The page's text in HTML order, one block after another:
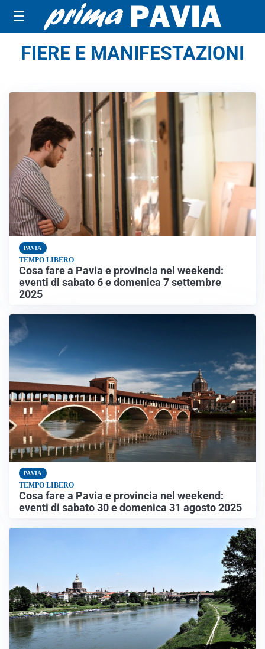
☰
FIERE E MANIFESTAZIONI
PAVIA
TEMPO LIBERO
Cosa fare a Pavia e provincia nel weekend:
eventi di sabato 6 e domenica 7 settembre
2025
PAVIA
TEMPO LIBERO
Cosa fare a Pavia e provincia nel weekend:
eventi di sabato 30 e domenica 31 agosto 2025